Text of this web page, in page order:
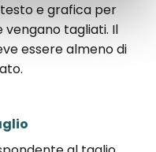
e grafica per
vengano tagliati. Il
essere almeno di